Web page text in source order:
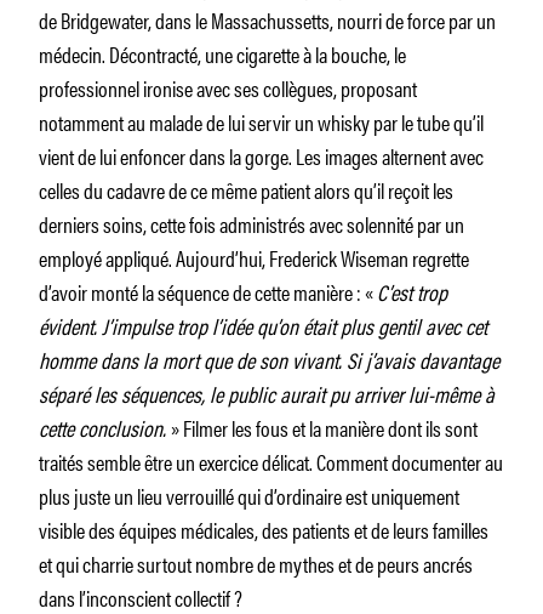
de Bridgewater, dans le Massachussetts, nourri de force par un
médecin. Décontracté, une cigarette à la bouche, le
professionnel ironise avec ses collègues, proposant
notamment au malade de lui servir un whisky par le tube qu’il
vient de lui enfoncer dans la gorge. Les images alternent avec
celles du cadavre de ce même patient alors qu’il reçoit les
derniers soins, cette fois administrés avec solennité par un
employé appliqué. Aujourd’hui, Frederick Wiseman regrette
d’avoir monté la séquence de cette manière : «C’est trop
évident. J’impulse trop l’idée qu’on était plus gentil avec cet
homme dans la mort que de son vivant. Si j’avais davantage
séparé les séquences, le public aurait pu arriver lui-même à
cette conclusion.» Filmer les fous et la manière dont ils sont
traités semble être un exercice délicat. Comment documenter au
plus juste un lieu verrouillé qui d’ordinaire est uniquement
visible des équipes médicales, des patients et de leurs familles
et qui charrie surtout nombre de mythes et de peurs ancrés
dans l’inconscient collectif ?